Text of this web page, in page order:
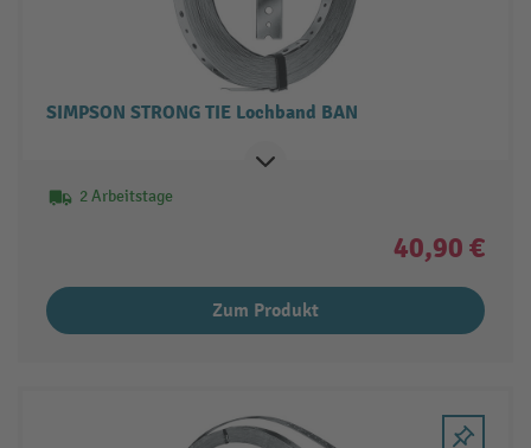
SIMPSON STRONG TIE Lochband BAN
2 Arbeitstage
40,90 €
Zum Produkt